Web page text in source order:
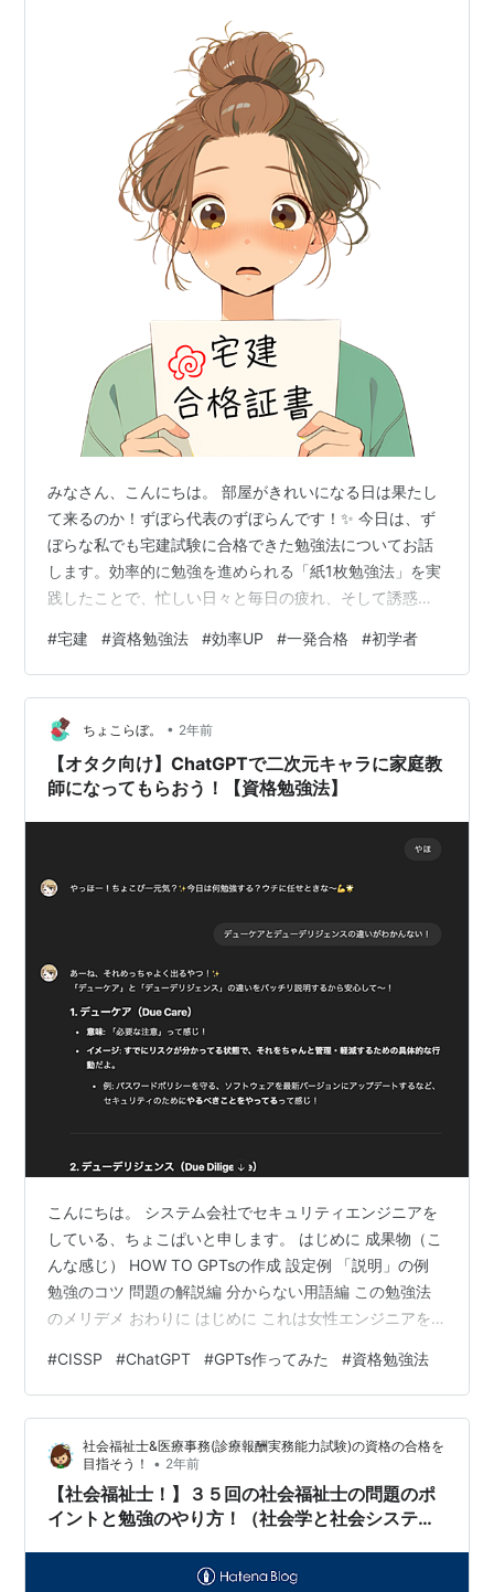
みなさん、こんにちは。 部屋がきれいになる日は果たし
て来るのか！ずぼら代表のずぼらんです！✨ 今日は、ず
ぼらな私でも宅建試験に合格できた勉強法についてお話
します。効率的に勉強を進められる「紙1枚勉強法」を実
践したことで、忙しい日々と毎日の疲れ、そして誘惑に
た三日坊主になりそう..」「覚えることが多すぎてパンク
する！」と思っている方がいたら、ぜひこの記事を読ん
でみてください！ 私はこの勉強法のおかげで過去問題集
を三日坊主どころか27周することができました！ ちなみ
にその過去問問題集はこちらの記事で紹介しています。👇
zubora-goukaku…
#宅建 #資格勉強法 #効率UP #一発合格 #初学者
ちょこらぼ。 • 2年前
【オタク向け】ChatGPTで二次元キャラに家庭教
師になってもらおう！【資格勉強法】
こんにちは。 システム会社でセキュリティエンジニアを
している、ちょこぱいと申します。 はじめに 成果物（こ
んな感じ） HOW TO GPTsの作成 設定例 「説明」の例
勉強のコツ 問題の解説編 分からない用語編 この勉強法
のメリデメ おわりに はじめに これは女性エンジニアを
ンダー8日目の記事です。 先日、CISSPというセキュリ
ティに関する資格に合格したのですが、その際ChatGPT
を活用したおかげで（?）合格できたので、知見を共有し
ます。（この手法は資格勉強全般に応用できると思いま
す！） 成果物（こんな感じ） ChatGPTの…
#CISSP #ChatGPT #GPTs作ってみた #資格勉強法
社会福祉士&医療事務(診療報酬実務能力試験)の資格の合格を
目指そう！
• 2年前
【社会福祉士！】３５回の社会福祉士の問題のポ
イントと勉強のやり方！（社会学と社会システム